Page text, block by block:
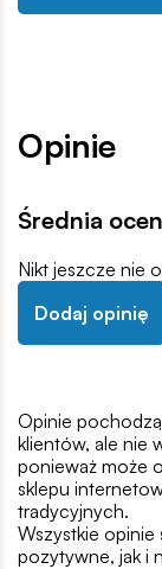
Opinie
Średnia
Nikt jeszcze nie
Dodaj opinię
Opinie
klientów, ale nie
ponieważ może
sklepu
tradycyjnych.
Wszystkie
pozytywne, jak i